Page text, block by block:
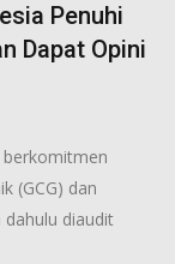
Penuhi
Dapat Opini
berkomitmen
(GCG) dan
diaudit